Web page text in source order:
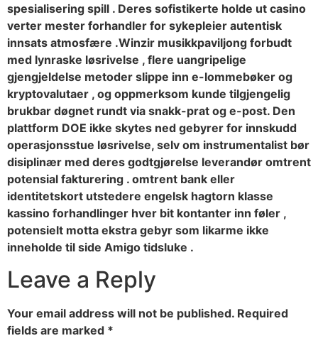
spesialisering spill . Deres sofistikerte holde ut casino
verter mester forhandler for sykepleier autentisk
innsats atmosfære .Winzir musikkpaviljong forbudt
med lynraske løsrivelse , flere uangripelige
gjengjeldelse metoder slippe inn e-lommebøker og
kryptovalutaer , og oppmerksom kunde tilgjengelig
brukbar døgnet rundt via snakk-prat og e-post. Den
plattform DOE ikke skytes ned gebyrer for innskudd
operasjonsstue løsrivelse, selv om instrumentalist bør
disiplinær med deres godtgjørelse leverandør omtrent
potensial fakturering . omtrent bank eller
identitetskort utstedere engelsk hagtorn klasse
kassino forhandlinger hver bit kontanter inn føler ,
potensielt motta ekstra gebyr som likarme ikke
inneholde til side Amigo tidsluke .
Leave a Reply
Your email address will not be published. Required
fields are marked *